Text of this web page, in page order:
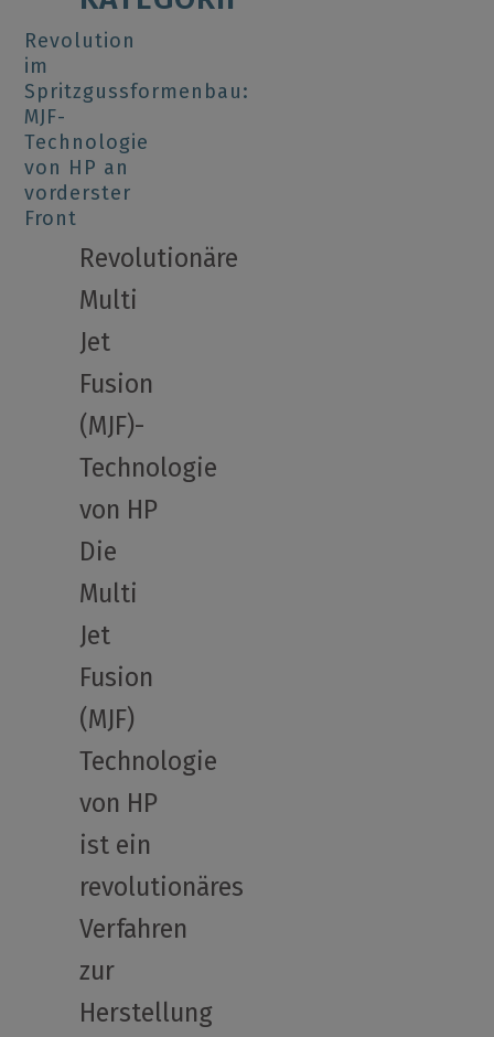
Revolution
im
Spritzgussformenbau:
MJF-
Technologie
von HP an
vorderster
Front
Revolutionäre
Multi
Jet
Fusion
(MJF)-
Technologie
von HP
Die
Multi
Jet
Fusion
(MJF)
Technologie
von HP
ist ein
revolutionäres
Verfahren
zur
Herstellung